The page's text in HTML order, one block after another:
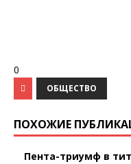
0
ОБЩЕСТВО
ПОХОЖИЕ
Пента-триумф в